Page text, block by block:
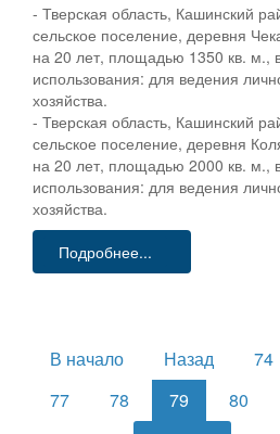
- Тверская область, Кашинский
сельское поселение, деревня
на 20 лет, площадью 1350 кв. м.,
использования: для ведения
хозяйства.
- Тверская область, Кашинский
сельское поселение, деревня
на 20 лет, площадью 2000 кв. м.,
использования: для ведения
хозяйства.
Подробнее...
В начало Назад 74
77
78 79 80